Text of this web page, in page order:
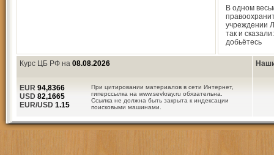
В одном
учреждении
так и
добьётесь
Курс ЦБ РФ на 08.08.2026
При цитировании материалов в сети Интернет,
гиперссылка на www.sevkray.ru обязательна.
Ссылка не должна быть закрыта к индексации
поисковыми машинами.
EUR 94,8366
USD 82,1665
EUR/USD 1.15